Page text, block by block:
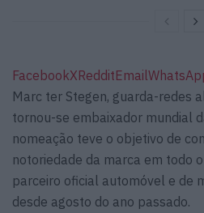
FacebookXRedditEmail
Marc ter Stegen, guarda-redes
tornou-se embaixador mundial
nomeação teve o objetivo de
notoriedade da marca em todo
parceiro oficial automóvel e de
desde agosto do ano passado.